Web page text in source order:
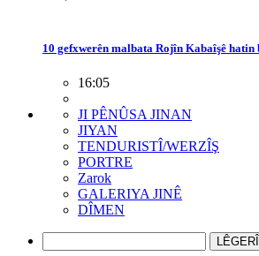
10 gefxwerên malbata Rojîn Kabaîşê
16:05
JI PÊNÛSA JINAN
JIYAN
TENDURISTÎ/WERZÎŞ
PORTRE
Zarok
GALERIYA JINÊ
DÎMEN